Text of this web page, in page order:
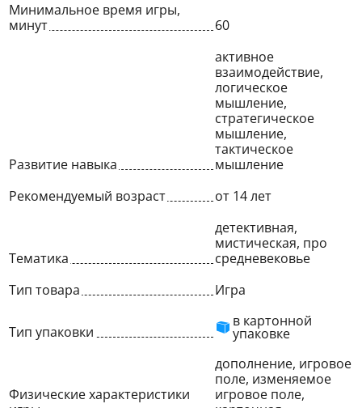
Минимальное время игры,
минут
60
Развитие навыка
активное
взаимодействие,
логическое
мышление,
стратегическое
мышление,
тактическое
мышление
Рекомендуемый возраст
от 14 лет
Тематика
детективная,
мистическая, про
средневековье
Тип товара
Игра
Тип упаковки
в картонной
упаковке
Физические характеристики
дополнение, игровое
поле, изменяемое
игровое поле,